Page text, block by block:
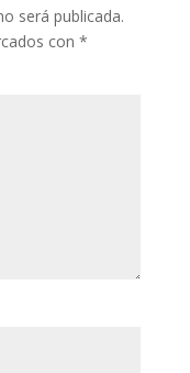
será publicada.
con *